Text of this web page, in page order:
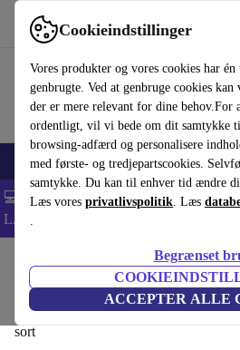
Cookieindstillinger
Vores produkter og vores cookies har
genbrugte. Ved at genbruge cookies
der er mere relevant for dine behov.For
ordentligt, vil vi bede om dit samtykke
browsing-adfærd og personalisere
med første- og tredjepartscookies.
samtykke. Du kan til enhver tid ændre
Læs vores privatlivspolitik. Læs
.
Begrænset
ACCEPTER ALLE
Brug refurbed hurtigt og nemt
Smartphones Bærbare Tablets
💻 Ekstra 5% rabat på alle MacBooks
LAPTOP5 -
Husholdning Møbler
Rely HW76 lænestol
sort